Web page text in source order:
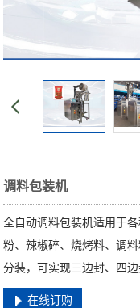
调料包装机
全自动调料包装机适用于
粉、辣椒碎、烧烤料、调
分装，可实现三边封、四
在线订购